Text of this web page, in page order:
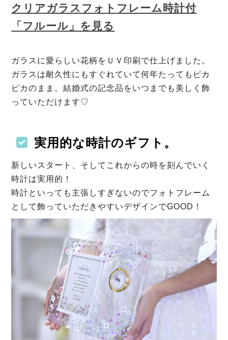
クリアガラスフォトフレーム時計付
「フルール」を見る
ガラスに愛らしい花柄をＵＶ印刷で仕上げました。
ガラスは耐久性にもすぐれていて何年たってもピカ
ピカのまま。結婚式の記念品をいつまでも美しく飾
っていただけます♡
実用的な時計のギフト。
新しいスタート、そしてこれからの時を刻んでいく
時計は実用的！
時計といっても主張しすぎないのでフォトフレーム
として飾っていただきやすいデザインでGOOD！